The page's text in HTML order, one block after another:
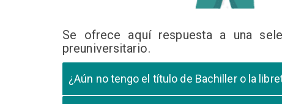
Se ofrece aquí respuesta a una
preuniversitario.
¿Aún no tengo el título de Bachiller o la